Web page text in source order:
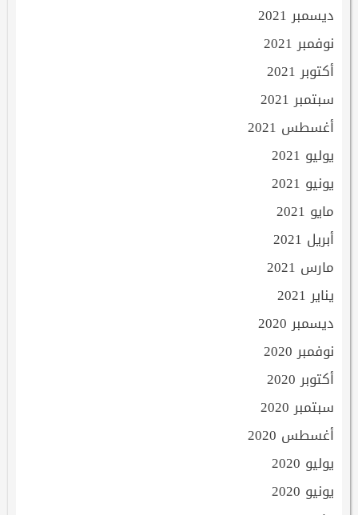
ديسمبر 2021
نوفمبر 2021
أكتوبر 2021
سبتمبر 2021
أغسطس 2021
يوليو 2021
يونيو 2021
مايو 2021
أبريل 2021
مارس 2021
يناير 2021
ديسمبر 2020
نوفمبر 2020
أكتوبر 2020
سبتمبر 2020
أغسطس 2020
يوليو 2020
يونيو 2020